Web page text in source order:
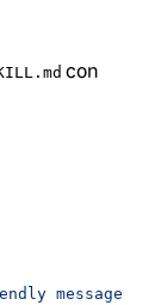
con
message